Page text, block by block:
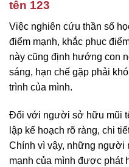
tên 123
Việc nghiên cứu thần số
điểm mạnh, khắc phục
này cũng định hướng con
sáng, hạn chế gặp phải
trình của mình.
Đối với người sở hữu mũi
lập kế hoạch rõ ràng, chi
Chính vì vậy, những người
mạnh của mình được phát